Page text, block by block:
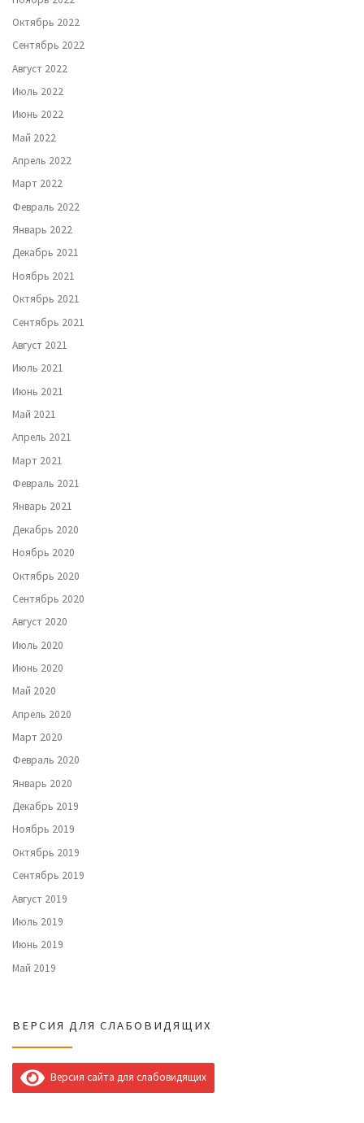
Октябрь 2022
Сентябрь 2022
Август 2022
Июль 2022
Июнь 2022
Май 2022
Апрель 2022
Март 2022
Февраль 2022
Январь 2022
Декабрь 2021
Ноябрь 2021
Октябрь 2021
Сентябрь 2021
Август 2021
Июль 2021
Июнь 2021
Май 2021
Апрель 2021
Март 2021
Февраль 2021
Январь 2021
Декабрь 2020
Ноябрь 2020
Октябрь 2020
Сентябрь 2020
Август 2020
Июль 2020
Июнь 2020
Май 2020
Апрель 2020
Март 2020
Февраль 2020
Январь 2020
Декабрь 2019
Ноябрь 2019
Октябрь 2019
Сентябрь 2019
Август 2019
Июль 2019
Июнь 2019
Май 2019
ВЕРСИЯ ДЛЯ СЛАБОВИДЯЩИХ
Версия сайта для слабовидящих